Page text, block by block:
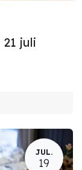
juli
JUL.
19